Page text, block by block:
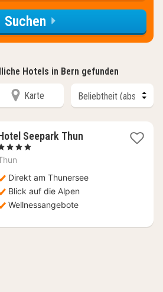
Suchen
Hotels in Bern gefunden
Karte
Seepark Thun1
€
4 Sterne
Direkt am Thunersee
Blick auf die Alpen
Wellnessangebote